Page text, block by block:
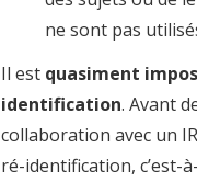
ne sont pas
Il est quasiment
identification. Avant
collaboration avec un
ré-identification, c’est-